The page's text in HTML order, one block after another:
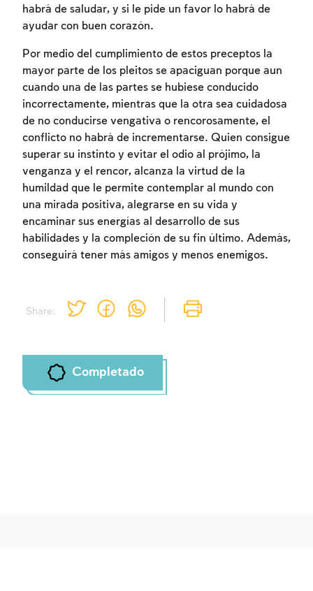
Share:
habrá de saludar, y si le pide un favor lo habrá de
ayudar con buen corazón.
Por medio del cumplimiento de estos preceptos la
mayor parte de los pleitos se apaciguan porque aun
cuando una de las partes se hubiese conducido
incorrectamente, mientras que la otra sea cuidadosa
de no conducirse vengativa o rencorosamente, el
conflicto no habrá de incrementarse. Quien consigue
superar su instinto y evitar el odio al prójimo, la
venganza y el rencor, alcanza la virtud de la
humildad que le permite contemplar al mundo con
una mirada positiva, alegrarse en su vida y
encaminar sus energías al desarrollo de sus
habilidades y la compleción de su fin último. Además,
conseguirá tener más amigos y menos enemigos.
Completado